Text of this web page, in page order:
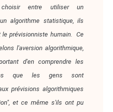
choisir entre utiliser un
algorithme statistique, ils
prévisionniste humain. Ce
l'aversion algorithmique,
d'en comprendre les
que les gens sont
prévisions algorithmiques
et ce même s'ils ont pu